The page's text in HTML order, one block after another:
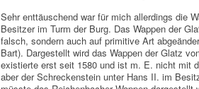
Sehr enttäuschend war für mich allerdings die
Besitzer im Turm der Burg. Das Wappen der
falsch, sondern auch auf primitive Art
Bart). Dargestellt wird das Wappen der Glatz
existierte erst seit 1580 und ist m. E. nicht mit
aber der Schreckenstein unter Hans II. im